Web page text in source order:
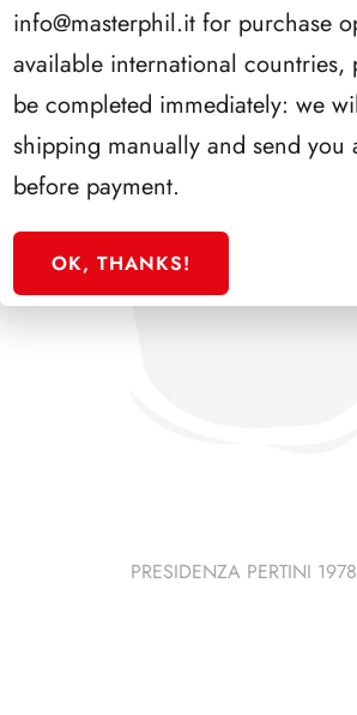
PRESIDENZA PERTINI
info@masterphil.it for purchase
available international countries,
be completed immediately: we
shipping manually and send you
before payment.
OK, THANKS!